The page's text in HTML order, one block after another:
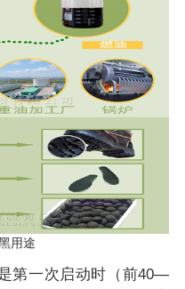
用途
第一次启动时（前40—